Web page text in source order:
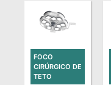
FOCO
CIRÚRGICO DE
TETO